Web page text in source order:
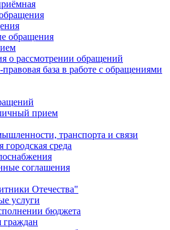
обращения
о рассмотрении обращений
база в работе с обращениями
прием
транспорта и связи
среда
соглашения
Отечества"
услуги
бюджета
граждан